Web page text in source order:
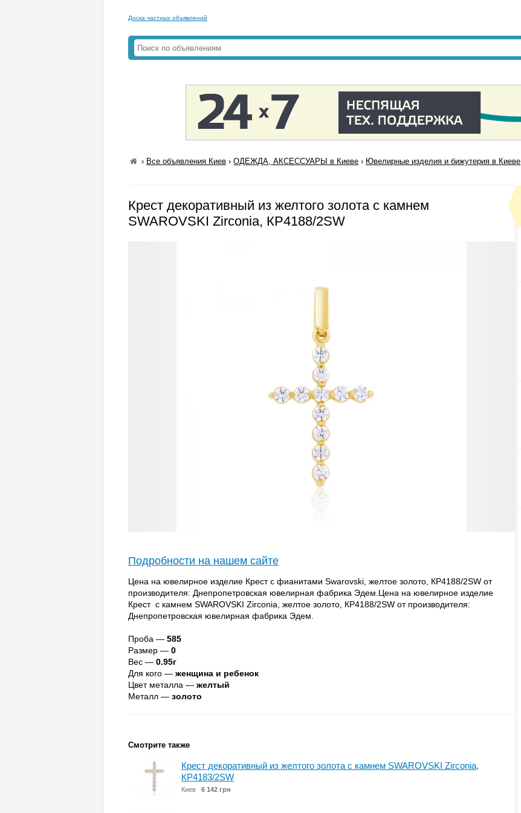
Доска частных объявлений
› Все объявления Киев ›ОДЕЖДА, АКСЕССУАРЫ в Киеве › Ювелирные изделия и бижутерия в Киеве
Крест декоративный из желтого золота с камнем
SWAROVSKI Zirconia, КР4188/2SW
Подробности на нашем сайте
Цена на ювелирное изделие Крест с фианитами Swarovski, желтое золото, КР4188/2SW от
производителя: Днепропетровская ювелирная фабрика Эдем.Цена на ювелирное изделие
Крест с камнем SWAROVSKI Zirconia, желтое золото, КР4188/2SW от производителя:
Днепропетровская ювелирная фабрика Эдем.
Проба — 585
Размер — 0
Вес — 0.95г
Для кого — женщина и ребенок
Цвет металла — желтый
Металл — золото
Смотрите также
Крест декоративный из желтого золота с камнем SWAROVSKI Zirconia,
КР4183/2SW
Киев 6 142 грн